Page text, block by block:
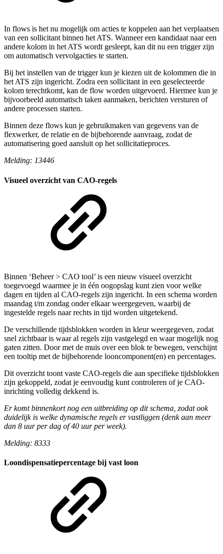
In flows is het nu mogelijk om acties te koppelen aan het verplaatsen
van een sollicitant binnen het ATS. Wanneer een kandidaat naar een
andere kolom in het ATS wordt gesleept, kan dit nu een trigger zijn
om automatisch vervolgacties te starten.
Bij het instellen van de trigger kun je kiezen uit de kolommen die in
het ATS zijn ingericht. Zodra een sollicitant in een geselecteerde
kolom terechtkomt, kan de flow worden uitgevoerd. Hiermee kun je
bijvoorbeeld automatisch taken aanmaken, berichten versturen of
andere processen starten.
Binnen deze flows kun je gebruikmaken van gegevens van de
flexwerker, de relatie en de bijbehorende aanvraag, zodat de
automatisering goed aansluit op het sollicitatieproces.
Melding: 13446
Visueel overzicht van CAO-regels
Binnen ‘Beheer > CAO tool’ is een nieuw visueel overzicht
toegevoegd waarmee je in één oogopslag kunt zien voor welke
dagen en tijden al CAO-regels zijn ingericht. In een schema worden
maandag t/m zondag onder elkaar weergegeven, waarbij de
ingestelde regels naar rechts in tijd worden uitgetekend.
De verschillende tijdsblokken worden in kleur weergegeven, zodat
snel zichtbaar is waar al regels zijn vastgelegd en waar mogelijk nog
gaten zitten. Door met de muis over een blok te bewegen, verschijnt
een tooltip met de bijbehorende looncomponent(en) en percentages.
Dit overzicht toont vaste CAO-regels die aan specifieke tijdsblokken
zijn gekoppeld, zodat je eenvoudig kunt controleren of je CAO-
inrichting volledig dekkend is.
Er komt binnenkort nog een uitbreiding op dit schema, zodat ook
duidelijk is welke dynamische regels er vastliggen (denk aan meer
dan 8 uur per dag of 40 uur per week).
Melding: 8333
Loondispensatiepercentage bij vast loon